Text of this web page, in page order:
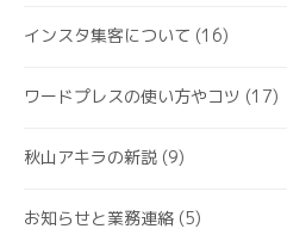
インスタ集客について (16)
ワードプレスの使い方やコツ (17)
秋山アキラの新説 (9)
お知らせと業務連絡 (5)